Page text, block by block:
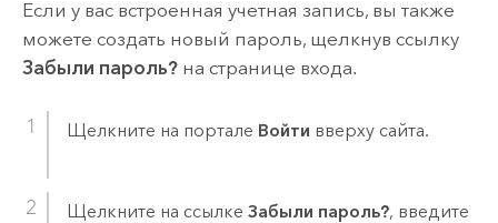
Если у вас встроенная учетная запись, вы также
можете создать новый пароль, щелкнув ссылку
Забыли пароль?на странице входа.
Щелкните на портале Войти вверху сайта.
Щелкните на ссылке Забыли пароль?, введите